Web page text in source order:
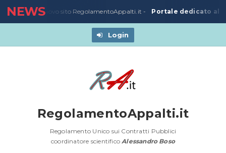
NEWS
03/2020-Nuovo sito RegolamentoAppalti.it - Portale dedicato
Login
RegolamentoAppalti.it
Regolamento Unico sui Contratti Pubblici
coordinatore scientificoAlessandro Boso